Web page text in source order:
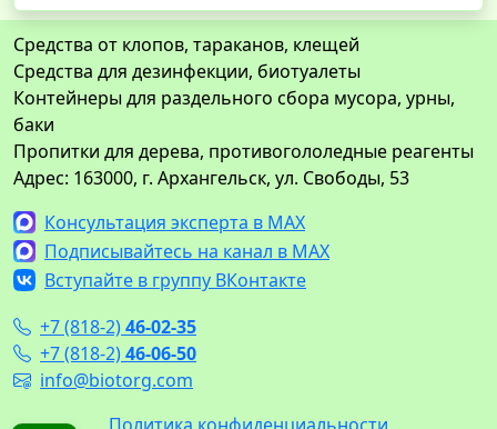
Средства от клопов, тараканов, клещей
Средства для дезинфекции, биотуалеты
Контейнеры для раздельного сбора мусора, урны,
баки
Пропитки для дерева, противогололедные реагенты
Адрес: 163000, г. Архангельск, ул. Свободы, 53
Консультация эксперта в MAX
Подписывайтесь на канал в MAX
Вступайте в группу ВКонтакте
+7 (818-2)46-02-35
+7 (818-2)46-06-50
info@biotorg.com
Политика конфиденциальности